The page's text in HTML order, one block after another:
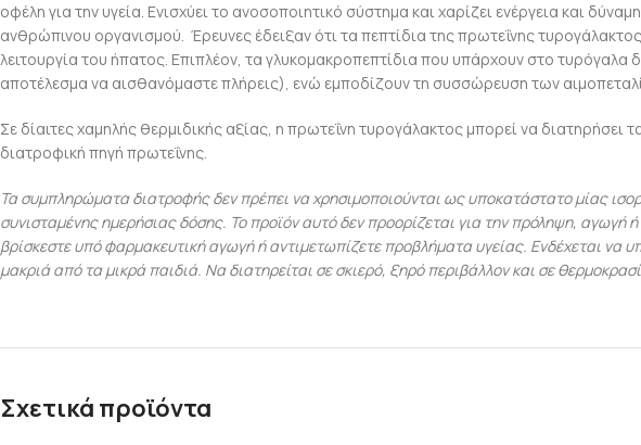
οφέλη για την υγεία. Ενισχύει το ανοσοποιητικό σύστημα και χαρίζει ενέργεια και
ανθρώπινου οργανισμού. Έρευνες έδειξαν ότι τα πεπτίδια της πρωτεΐνης
λειτουργία του ήπατος. Επιπλέον, τα γλυκομακροπεπτίδια που υπάρχουν στο τυρόγαλα
αποτέλεσμα να αισθανόμαστε πλήρεις), ενώ εμποδίζουν τη συσσώρευση των
Σε δίαιτες χαμηλής θερμιδικής αξίας, η πρωτεΐνη τυρογάλακτος μπορεί να
διατροφική πηγή πρωτεΐνης.
Τα συμπληρώματα διατροφής δεν πρέπει να χρησιμοποιούνται ως υποκατάστατο μίας
συνισταμένης ημερήσιας δόσης. Το προϊόν αυτό δεν προορίζεται για την πρόληψη,
βρίσκεστε υπό φαρμακευτική αγωγή ή αντιμετωπίζετε προβλήματα υγείας. Ενδέχεται
μακριά από τα μικρά παιδιά. Να διατηρείται σε σκιερό, ξηρό περιβάλλον και σε
Σχετικά προϊόντα